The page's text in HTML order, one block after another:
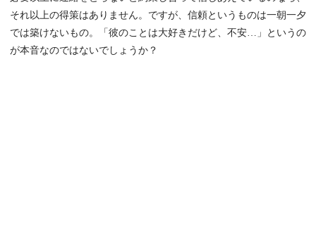
それ以上の得策はありません。ですが、信頼というものは一朝一夕
では築けないもの。「彼のことは大好きだけど、不安…」というの
が本音なのではないでしょうか？